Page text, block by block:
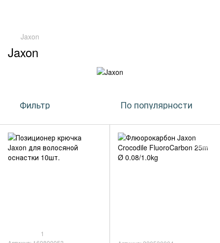
Jaxon
Jaxon
Фильтр По популярности
1